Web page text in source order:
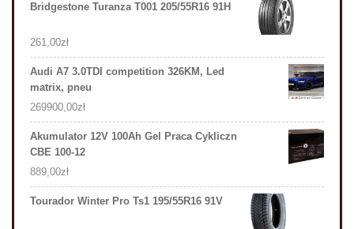
Bridgestone Turanza T001 205/55R16 91H
261,00zł
Audi A7 3.0TDI competition 326KM, Led
matrix, pneu
269900,00zł
Akumulator 12V 100Ah Gel Praca Cykliczn
CBE 100-12
889,00zł
Tourador Winter Pro Ts1 195/55R16 91V